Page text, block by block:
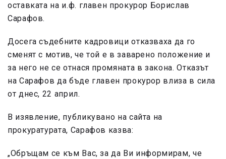
оставката на и.ф. главен прокурор Борислав
Сарафов.
Досега съдебните кадровици отказваха да го
сменят с мотив, че той е в заварено положение и
за него не се отнася промяната в закона. Отказът
на Сарафов да бъде главен прокурор влиза в сила
от днес, 22 април.
В изявление, публикувано на сайта на
прокуратурата, Сарафов казва:
„Обръщам се към Вас, за да Ви информирам, че